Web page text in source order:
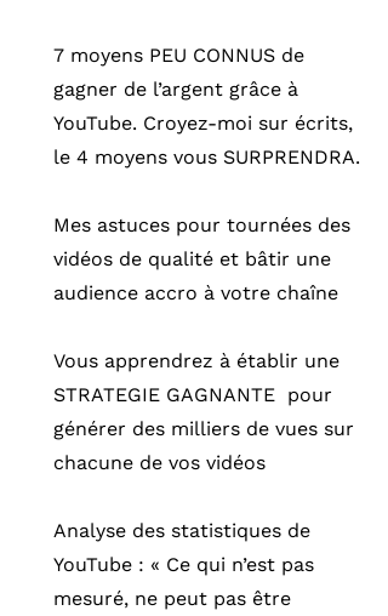
7 moyens PEU CONNUS de
gagner de l’argent grâce à
YouTube. Croyez-moi sur écrits,
le 4 moyens vous SURPRENDRA.
Mes astuces pour tournées des
vidéos de qualité et bâtir une
audience accro à votre chaîne
Vous apprendrez à établir une
STRATEGIE GAGNANTE pour
générer des milliers de vues sur
chacune de vos vidéos
Analyse des statistiques de
YouTube : « Ce qui n’est pas
mesuré, ne peut pas être